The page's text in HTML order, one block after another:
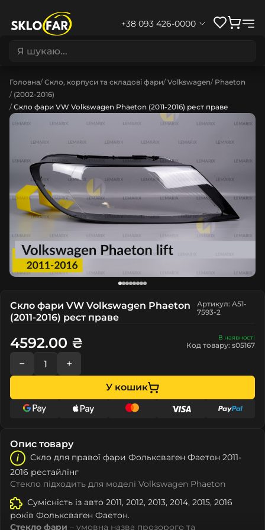
+38 093 426-0000
Головна Скло, корпуси та складові фари Volkswagen Phaeton
(2002-2016)
Скло фари VW Volkswagen Phaeton (2011-2016) рест праве
Скло фари VW Volkswagen Phaeton
(2011-2016) рест праве
Артикул: A51-
7593-2
В наявності
Код товару: s05167
4592.00 ₴
− +
У кошик
Опис товару
Скло для правої фари Фолькcвагeн Фаетон 2011-
2016 рестайлінг
Стекло підходить для моделі Volkswagen Phaeton
Сумісність із авто 2011, 2012, 2013, 2014, 2015, 2016
років Фолькcвагeн Фаетон.
Стекло фари – умовна назва прозорого та